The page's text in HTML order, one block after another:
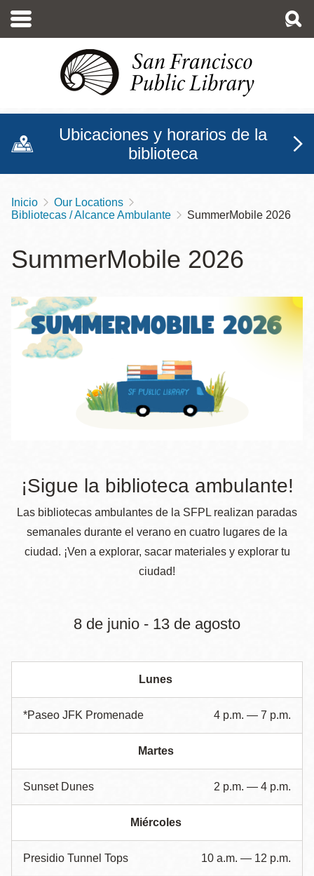
contenido
Ubicaciones y horarios de la
biblioteca
Sobrescribir
de
a
la
navegación
Inicio
Our Locations
Bibliotecas / Alcance Ambulante
SummerMobile 2026
SummerMobile 2026
¡Sigue la biblioteca ambulante!
Las bibliotecas ambulantes de la SFPL realizan paradas
semanales durante el verano en cuatro lugares de la
ciudad. ¡Ven a explorar, sacar materiales y explorar tu
ciudad!
8 de junio - 13 de agosto
Lunes
*Paseo JFK Promenade 4 p.m. — 7 p.m.
Martes
Sunset Dunes 2 p.m. — 4 p.m.
Miércoles
Presidio Tunnel Tops 10 a.m. — 12 p.m.